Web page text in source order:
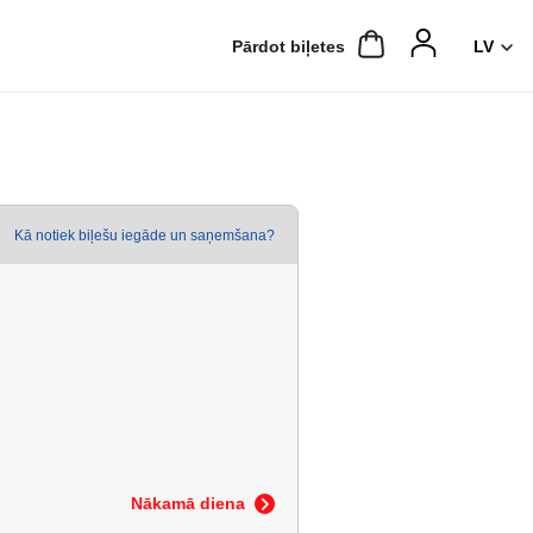
Pārdot biļetes
Kā notiek biļešu iegāde un saņemšana?
Nākamā diena